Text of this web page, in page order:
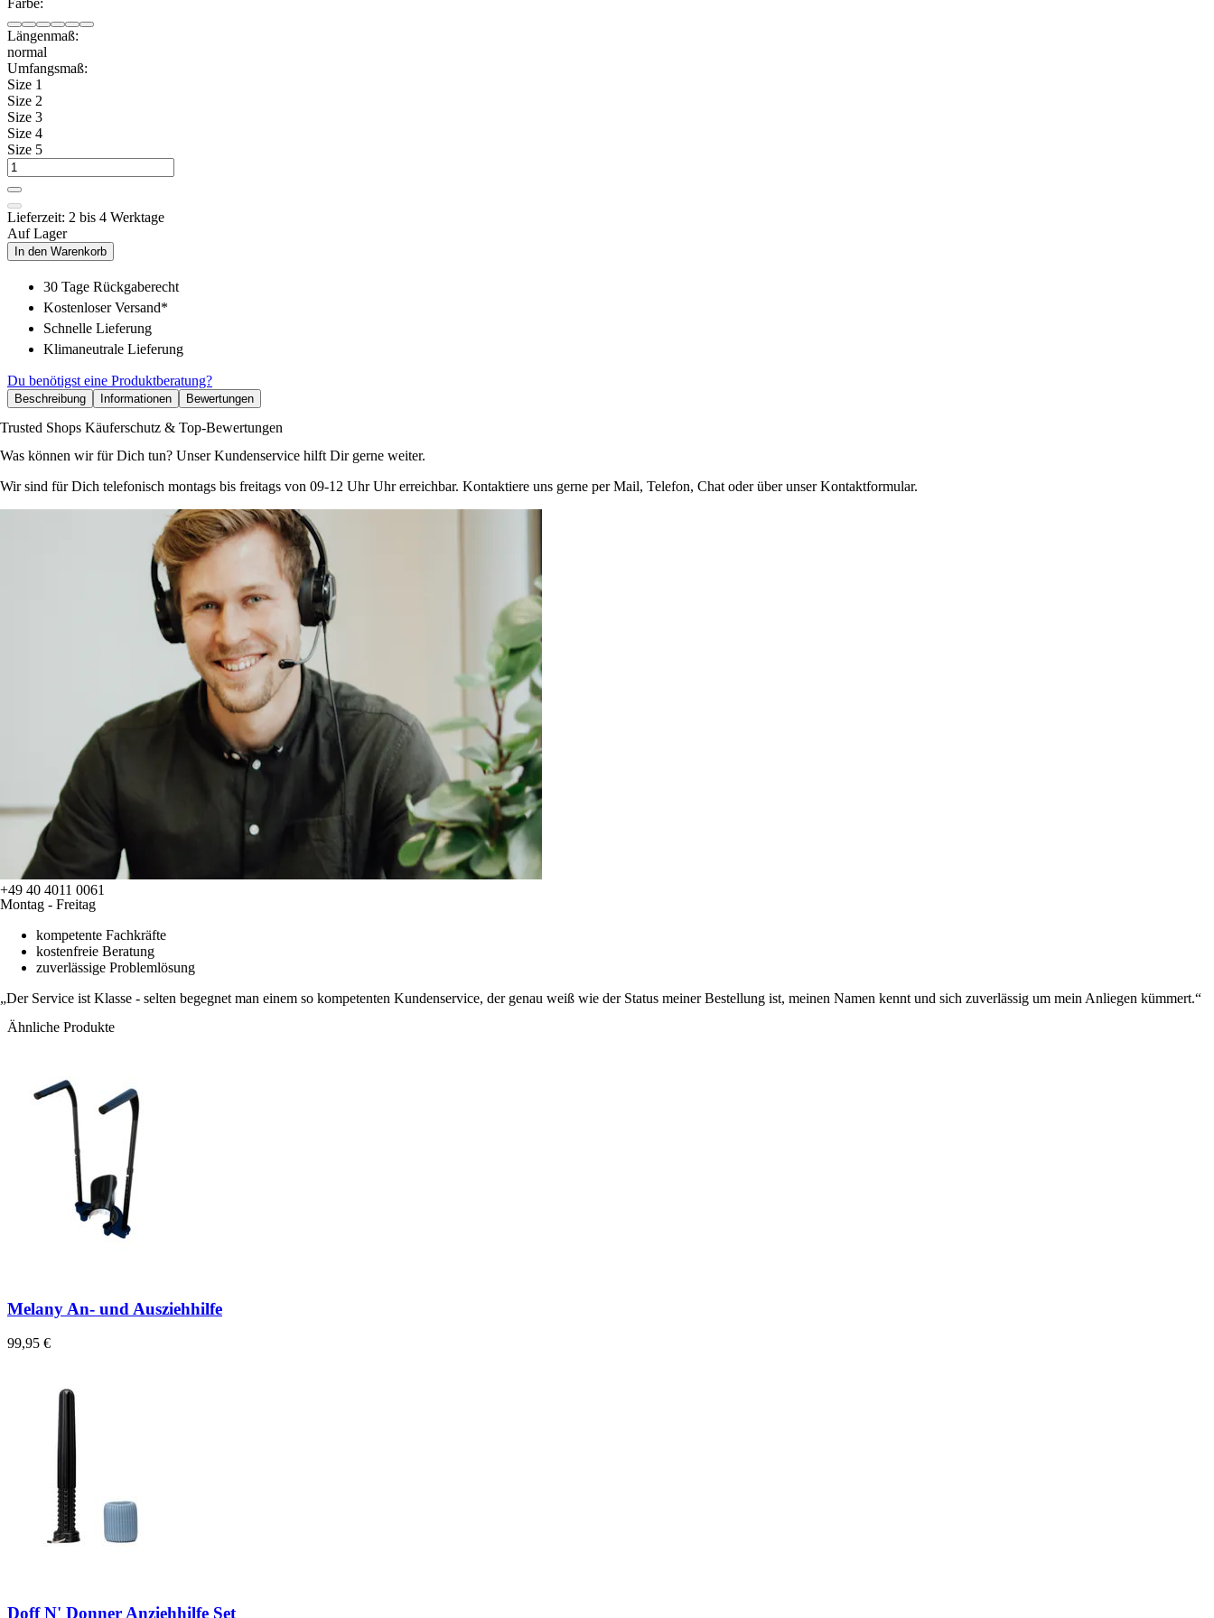
Längenmaß:
normal
Umfangsmaß:
Size 1
Size 2
Size 3
Size 4
Size 5
Lieferzeit: 2 bis 4 Werktage
Auf Lager
In den Warenkorb
30 Tage Rückgaberecht
Kostenloser Versand*
Schnelle Lieferung
Klimaneutrale Lieferung
Du benötigst eine Produktberatung?
Beschreibung Informationen Bewertungen
Trusted Shops Käuferschutz & Top-Bewertungen
Was können wir für Dich tun? Unser Kundenservice hilft Dir gerne weiter.
Wir sind für Dich telefonisch montags bis freitags von 09-12 Uhr Uhr erreichbar. Kontaktiere uns gerne per Mail, Telefon, Chat oder über unser Kontaktformular.
+49 40 4011 0061
Montag - Freitag
kompetente Fachkräfte
kostenfreie Beratung
zuverlässige Problemlösung
Der Service ist Klasse - selten begegnet man einem so kompetenten Kundenservice, der genau weiß wie der Status meiner Bestellung ist, meinen Namen kennt und sich zuverlässig um mein Anliegen kümmert.
Ähnliche Produkte
Melany An- und Ausziehhilfe
99,95 €
Doff N' Donner Anziehhilfe Set